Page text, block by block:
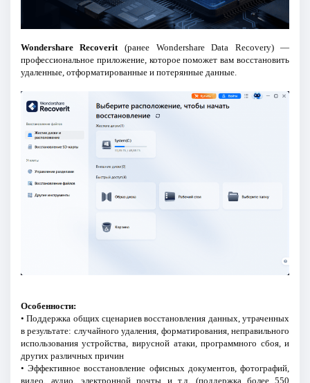
Wondershare Recoverit(ранее Wondershare Data Recovery) —
профессиональное приложение, которое поможет вам восстановить
удаленные, отформатированные и потерянные данные.
Особенности:
• Поддержка общих сценариев восстановления данных, утраченных
в результате: случайного удаления, форматирования, неправильного
использования устройства, вирусной атаки, программного сбоя, и
других различных причин
• Эффективное восстановление офисных документов, фотографий,
видео, аудио, электронной почты и т.д. (поддержка более 550